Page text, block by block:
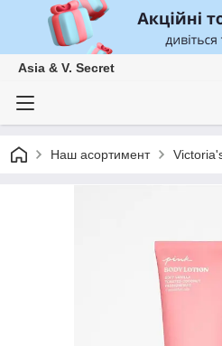
Asia & V. Secret
Наш асортимент